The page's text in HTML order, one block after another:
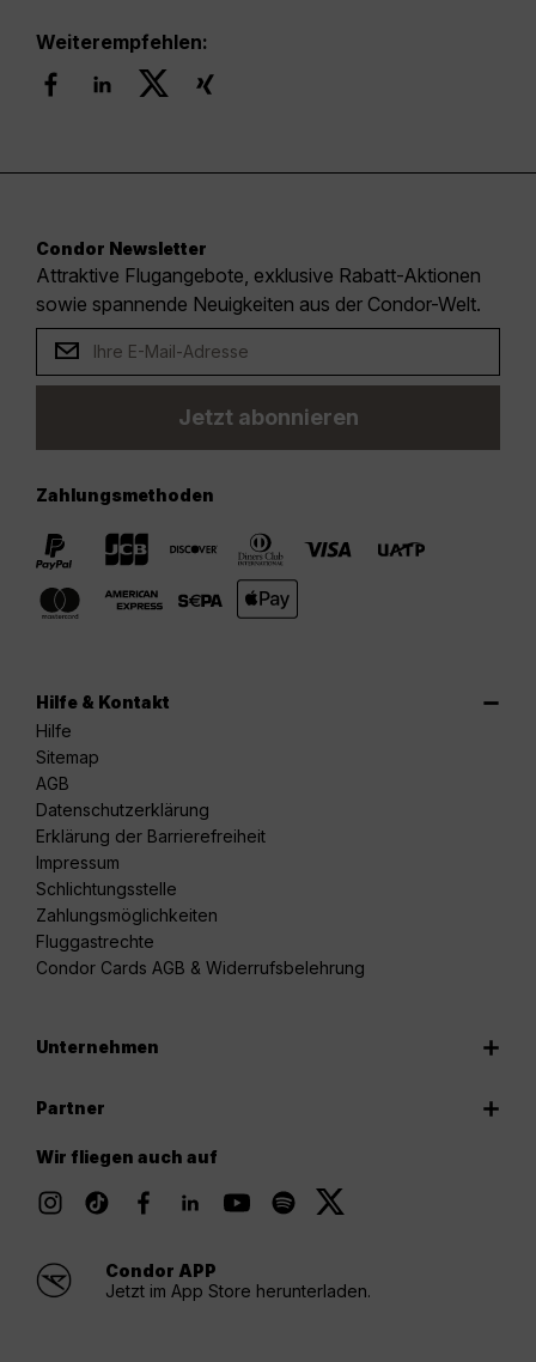
Weiterempfehlen:
Condor Newsletter
Attraktive Flugangebote, exklusive Rabatt-Aktionen
sowie spannende Neuigkeiten aus der Condor-Welt.
Jetzt abonnieren
Zahlungsmethoden
Hilfe & Kontakt
Hilfe
Sitemap
AGB
Datenschutzerklärung
Erklärung der Barrierefreiheit
Impressum
Schlichtungsstelle
Zahlungsmöglichkeiten
Fluggastrechte
Condor Cards AGB & Widerrufsbelehrung
Unternehmen
Partner
Wir fliegen auch auf
Condor APP
Jetzt im App Store herunterladen.